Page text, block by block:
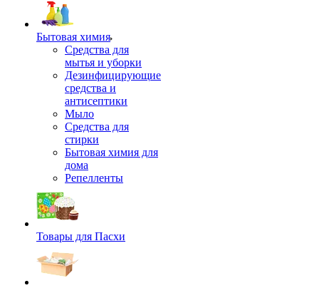
Бытовая химия
Средства для
мытья и уборки
Дезинфицирующие
средства и
антисептики
Мыло
Средства для
стирки
Бытовая химия для
дома
Репелленты
Товары для Пасхи